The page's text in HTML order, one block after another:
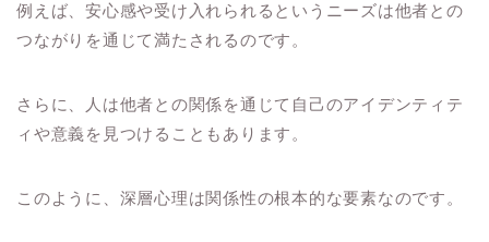
例えば、安心感や受け入れられるというニーズは他者との
つながりを通じて満たされるのです。
さらに、人は他者との関係を通じて自己のアイデンティテ
ィや意義を見つけることもあります。
このように、深層心理は関係性の根本的な要素なのです。